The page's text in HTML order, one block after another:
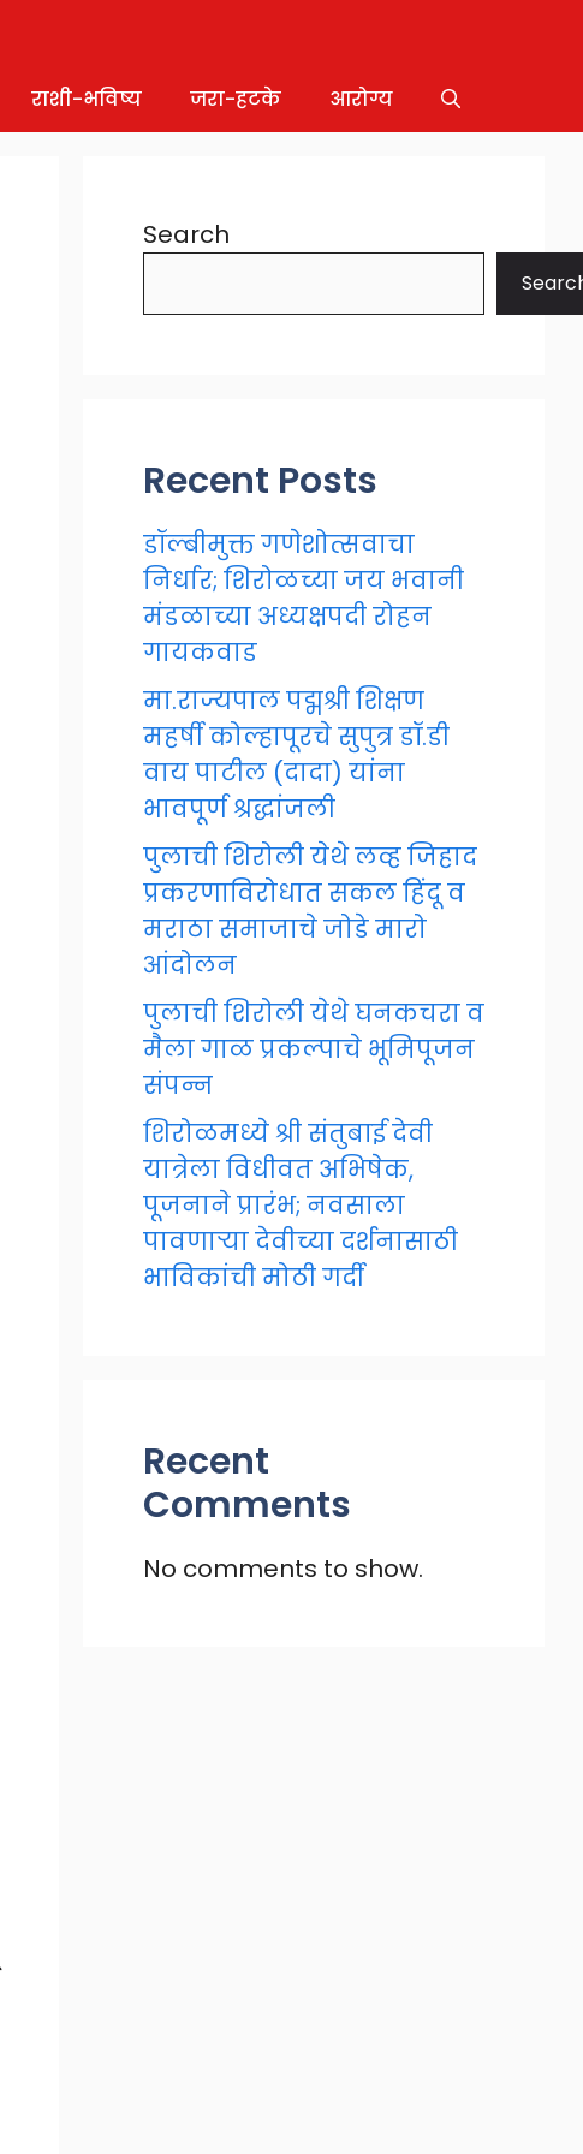
राशी-भविष्य जरा-हटके आरोग्य
Search
Recent Posts
डॉल्बीमुक्त गणेशोत्सवाचा
निर्धार; शिरोळच्या जय भवानी
मंडळाच्या अध्यक्षपदी रोहन
गायकवाड
मा.राज्यपाल पद्मश्री शिक्षण
महर्षी कोल्हापूरचे सुपुत्र डॉ.डी
वाय पाटील (दादा) यांना
भावपूर्ण श्रद्धांजली
पुलाची शिरोली येथे लव्ह जिहाद
प्रकरणाविरोधात सकल हिंदू व
मराठा समाजाचे जोडे मारो
आंदोलन
पुलाची शिरोली येथे घनकचरा व
मैला गाळ प्रकल्पाचे भूमिपूजन
संपन्न
शिरोळमध्ये श्री संतुबाई देवी
यात्रेला विधीवत अभिषेक,
पूजनाने प्रारंभ; नवसाला
पावणाऱ्या देवीच्या दर्शनासाठी
भाविकांची मोठी गर्दी
Recent
Comments
No comments to show.